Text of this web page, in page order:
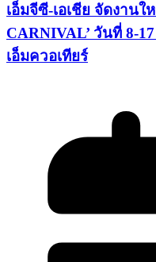
เอ็มจีซี-เอเชีย จัดงาน
CARNIVAL’ วันที่ 8-
เอ็มควอเทียร์